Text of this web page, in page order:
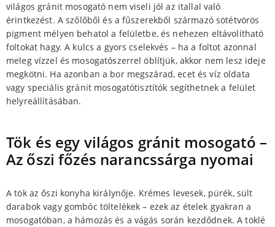
világos gránit mosogató nem viseli jól az itallal való
érintkezést. A szőlőből és a fűszerekből származó sötétvörös
pigment mélyen behatol a felületbe, és nehezen eltávolítható
foltokat hagy. A kulcs a gyors cselekvés – ha a foltot azonnal
meleg vízzel és mosogatószerrel öblítjük, akkor nem lesz ideje
megkötni. Ha azonban a bor megszárad, ecet és víz oldata
vagy speciális gránit mosogatótisztítók segíthetnek a felület
helyreállításában.
Tök és egy világos gránit mosogató –
Az őszi főzés narancssárga nyomai
A tök az őszi konyha királynője. Krémes levesek, pürék, sült
darabok vagy gombóc töltelékek – ezek az ételek gyakran a
mosogatóban, a hámozás és a vágás során kezdődnek. A töklé